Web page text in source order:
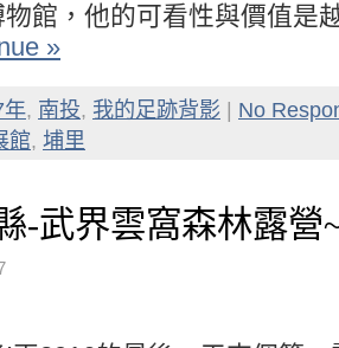
物館，他的可看性與價值是
»
年, 南投, 我的足跡背影
No
館, 埔里
-武界雲窩森林露營